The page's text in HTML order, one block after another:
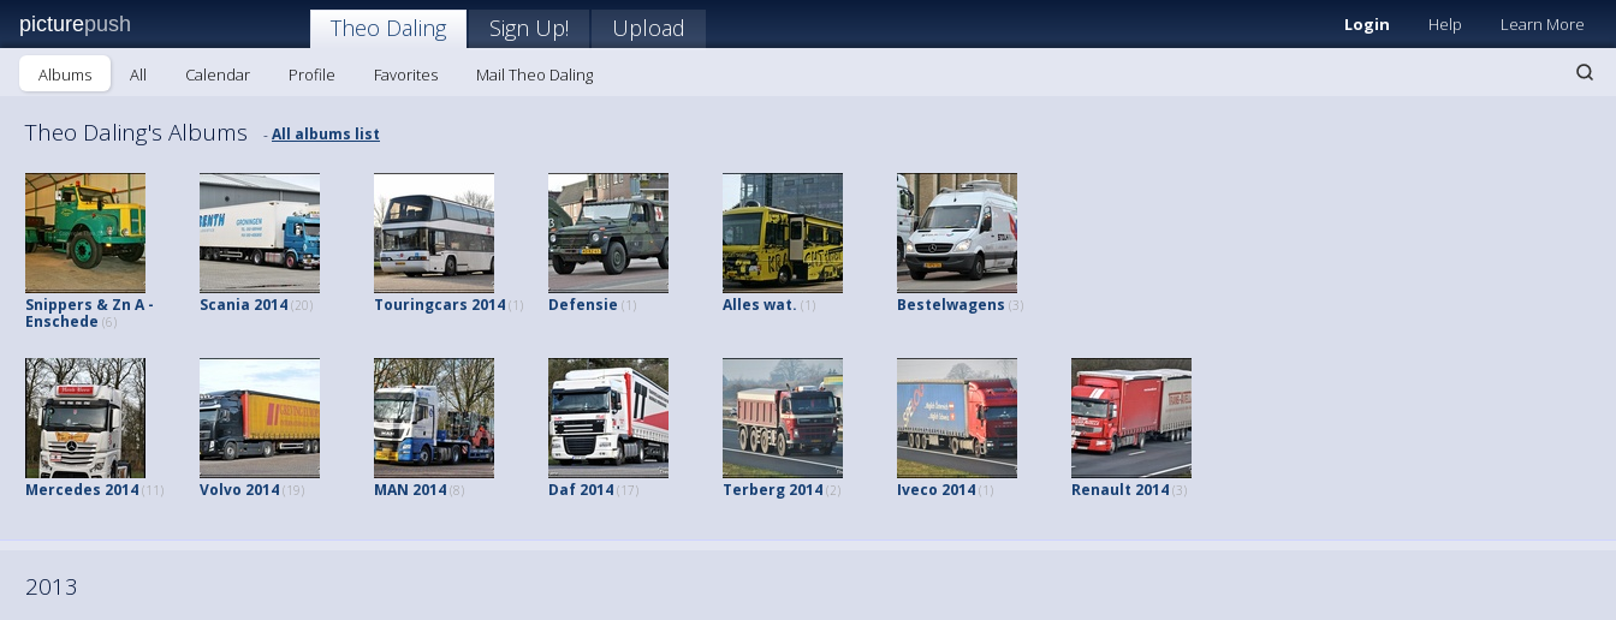
picturepush Login Help Learn More
Theo Daling Sign Up! Upload
Albums All Calendar Profile Favorites Mail Theo Daling
Theo Daling's Albums -All albums list
Snippers & Zn A -
Enschede (6)
Scania 2014 (20) Touringcars 2014 (1) Defensie (1) Alles wat. (1) Bestelwagens (3)
Mercedes 2014 (11) Volvo 2014 (19) MAN 2014 (8) Daf 2014 (17) Terberg 2014 (2) Iveco 2014 (1) Renault 2014 (3)
2013